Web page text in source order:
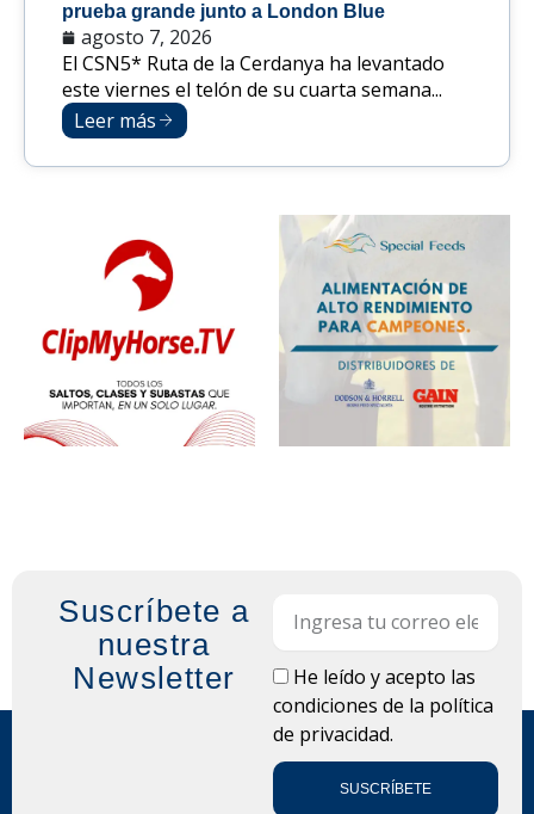
prueba grande junto a London Blue
agosto 7, 2026
El CSN5* Ruta de la Cerdanya ha levantado
este viernes el telón de su cuarta semana...
Leer más
Suscríbete a
nuestra
Newsletter
LOPDHe leído y acepto las
condiciones de la política
de privacidad.
SUSCRÍBETE